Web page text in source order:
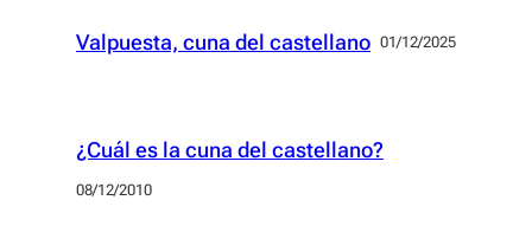
Valpuesta, cuna del castellano 01/12/2025
¿Cuál es la cuna del castellano?
08/12/2010